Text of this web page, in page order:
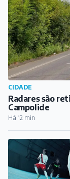
CIDADE
Radares são
Campolide
Há 12 min